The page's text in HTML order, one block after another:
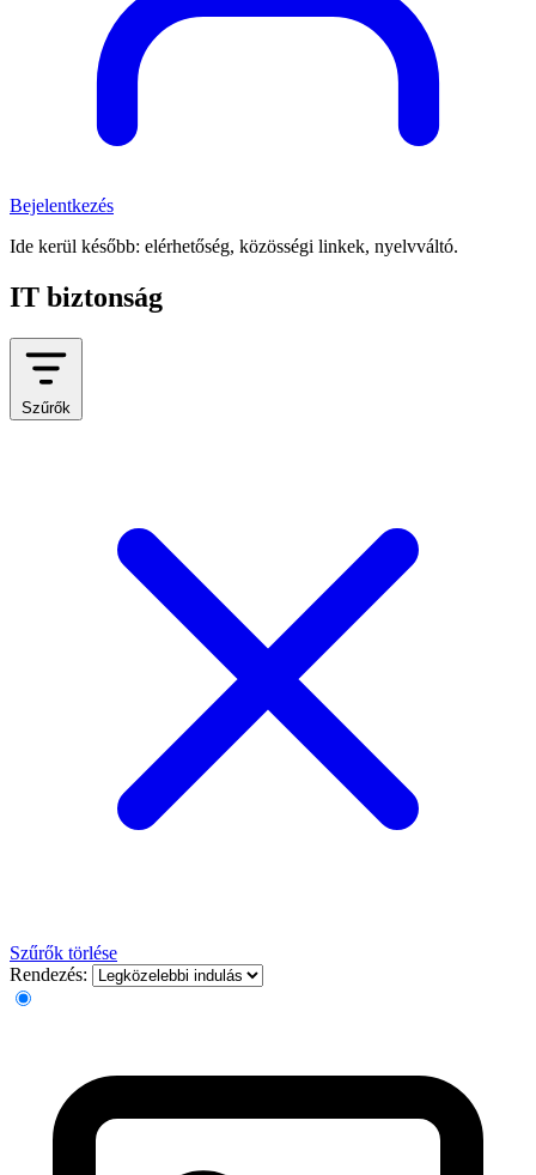
Bejelentkezés
Ide kerül később: elérhetőség, közösségi linkek, nyelvváltó.
IT biztonság
Szűrők
Szűrők törlése
Rendezés: